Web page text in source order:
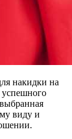
накидки на
успешного
виду и